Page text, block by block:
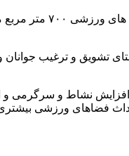
به گزارش پایگاه خبری
تشویق و ترغیب
نشاط و سرگرمی و
فضاهای ورزشی